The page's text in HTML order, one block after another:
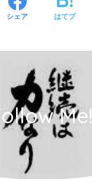
シェア はてブ
Me!